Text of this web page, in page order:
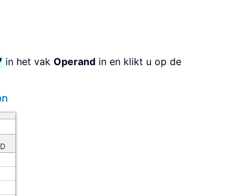
in het vak Operand in en klikt u op de